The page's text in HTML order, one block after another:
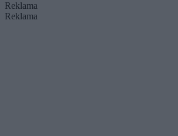
Reklama
Reklama